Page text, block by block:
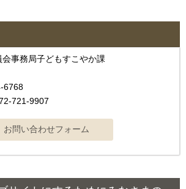
会事務局子どもすこやか課
6768
721-9907